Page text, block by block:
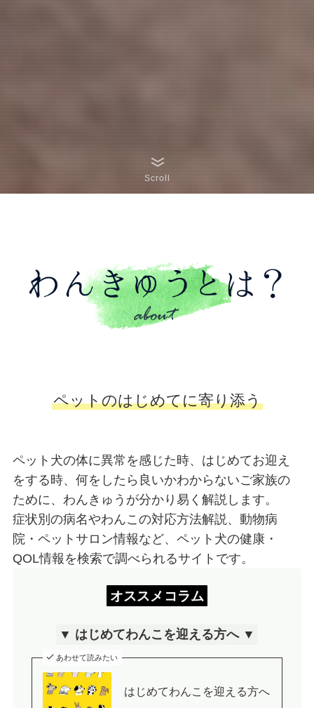
Scroll
ペットのはじめてに寄り添う
ペット犬の体に異常を感じた時、はじめてお迎え
をする時、何をしたら良いかわからないご家族の
ために、わんきゅうが分かり易く解説します。
症状別の病名やわんこの対応方法解説、動物病
院・ペットサロン情報など、ペット犬の健康・
QOL情報を検索で調べられるサイトです。
オススメコラム
▼ はじめてわんこを迎える方へ ▼
あわせて読みたい
はじめてわんこを迎える方へ